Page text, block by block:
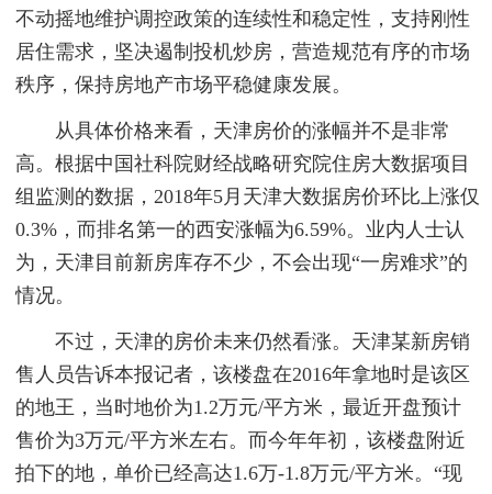
不动摇地维护调控政策的连续性和稳定性，支持刚性
居住需求，坚决遏制投机炒房，营造规范有序的市场
秩序，保持房地产市场平稳健康发展。
从具体价格来看，天津房价的涨幅并不是非常
高。根据中国社科院财经战略研究院住房大数据项目
组监测的数据，2018年5月天津大数据房价环比上涨仅
0.3%，而排名第一的西安涨幅为6.59%。业内人士认
为，天津目前新房库存不少，不会出现“一房难求”的
情况。
不过，天津的房价未来仍然看涨。天津某新房销
售人员告诉本报记者，该楼盘在2016年拿地时是该区
的地王，当时地价为1.2万元/平方米，最近开盘预计
售价为3万元/平方米左右。而今年年初，该楼盘附近
拍下的地，单价已经高达1.6万-1.8万元/平方米。“现